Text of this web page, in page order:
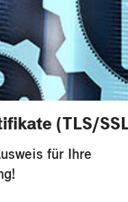
(TLS/
für Ihre